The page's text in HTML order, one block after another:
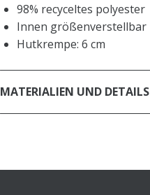
98% recyceltes polyester
Innen größenverstellbar
Hutkrempe: 6 cm
MATERIALIEN UND DETAILS